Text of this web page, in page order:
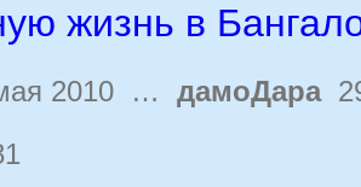
жизнь в
2010 … дамоДара